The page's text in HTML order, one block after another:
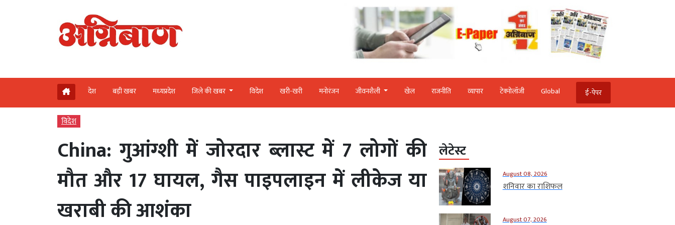
देश बड़ी खबर मध्‍यप्रदेश जिले की खबर विदेश खरी-खरी मनोरंजन जीवनशैली खेल राजनीति व्‍यापार टेक्‍नोलॉजी Global ई-पेपर
विदेश
China: गुआंग्शी में जोरदार ब्लास्ट में 7 लोगों की
मौत और 17 घायल, गैस पाइपलाइन में लीकेज या
खराबी की आशंका
लेटेस्ट
August 08, 2026
शनिवार का राशिफल
August 07, 2026